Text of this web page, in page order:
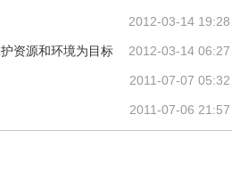
2012-03-14 19:28
2012-03-14 06:27
资源和环境为目标
2011-07-07 05:32
2011-07-06 21:57